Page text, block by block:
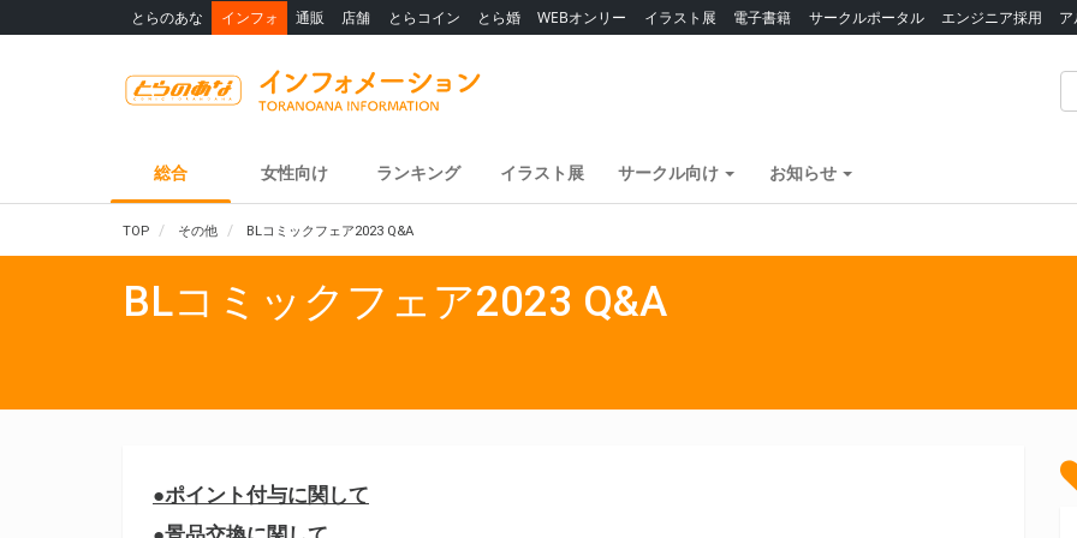
とらのあな インフォ 通販 店舗 とらコイン とら婚 WEBオンリー イラスト展 電子書籍 サークルポータル エンジニア採用
総合 女性向け ランキング イラスト展 サークル向け お知らせ
TOP その他 BLコミックフェア2023 Q&A
BLコミックフェア2023 Q&A
●ポイント付与に関して